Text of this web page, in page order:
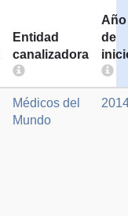
Entidad
canalizadora
Año
de
Médicos del
Mundo